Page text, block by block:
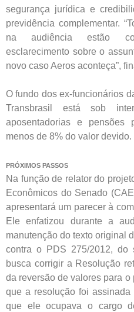
segurança jurídica e
previdência complementar.
na audiência estão
esclarecimento sobre o
novo caso Aeros aconteça”,
O fundo dos ex-funcionários
Transbrasil está sob
aposentadorias e pensões
menos de 8% do valor devido.
PRÓXIMOS PASSOS
Na função de relator do
Econômicos do Senado
apresentará um parecer à
Ele enfatizou durante a
manutenção do texto original
contra o PDS 275/2012, do
busca corrigir a Resolução
da reversão de valores para
que a resolução foi
que ele ocupava o cargo